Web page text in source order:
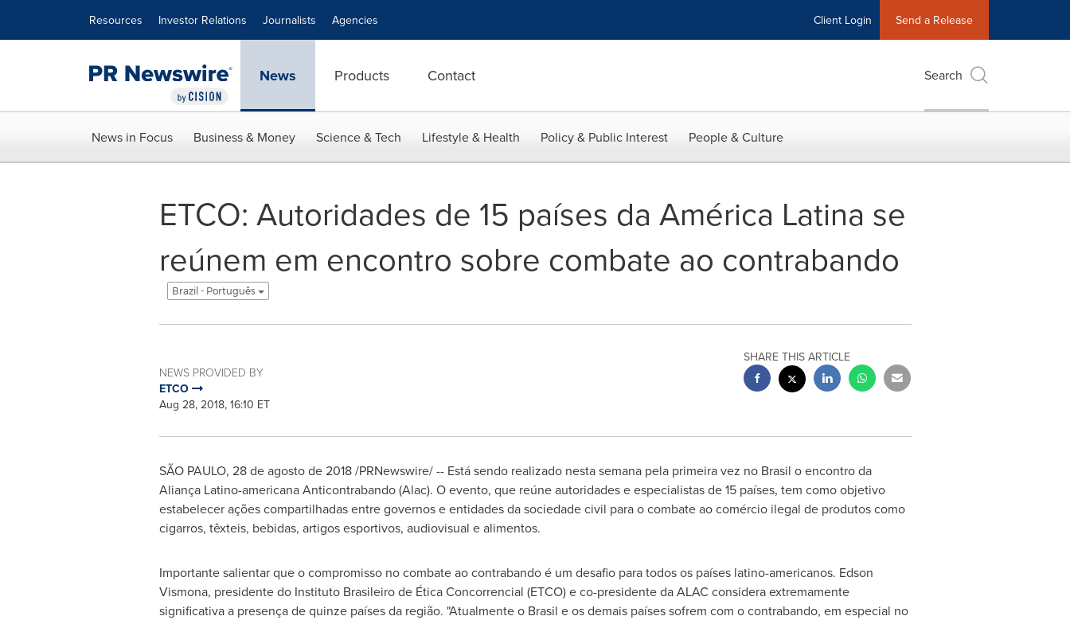
Resources Investor Relations Journalists Agencies Client Login Send a Release
News Products Contact Search
News in Focus Business & Money Science & Tech Lifestyle & Health Policy & Public Interest People & Culture
ETCO: Autoridades de 15 países da América Latina se
reúnem em encontro sobre combate ao contrabando
Brazil - Português
NEWS PROVIDED BY
ETCO
Aug 28, 2018, 16:10 ET
SHARE THIS ARTICLE
SÃO PAULO, 28 de agosto de 2018 /PRNewswire/ -- Está sendo realizado nesta semana pela primeira vez no Brasil o encontro da
Aliança Latino-americana Anticontrabando (Alac). O evento, que reúne autoridades e especialistas de 15 países, tem como objetivo
estabelecer ações compartilhadas entre governos e entidades da sociedade civil para o combate ao comércio ilegal de produtos como
cigarros, têxteis, bebidas, artigos esportivos, audiovisual e alimentos.
Importante salientar que o compromisso no combate ao contrabando é um desafio para todos os países latino-americanos. Edson
Vismona, presidente do Instituto Brasileiro de Ética Concorrencial (ETCO) e co-presidente da ALAC considera extremamente
significativa a presença de quinze países da região. "Atualmente o Brasil e os demais países sofrem com o contrabando, em especial no